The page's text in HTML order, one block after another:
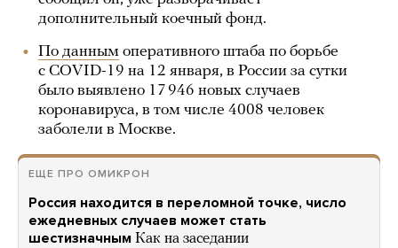
дополнительный коечный фонд.
По данным оперативного штаба по борьбе
с COVID-19 на 12 января, в России за сутки
было выявлено 17 946 новых случаев
коронавируса, в том числе 4008 человек
заболели в Москве.
ЕЩЕ ПРО ОМИКРОН
Россия находится в переломной точке, число
ежедневных случаев может стать
шестизначным Как на заседании